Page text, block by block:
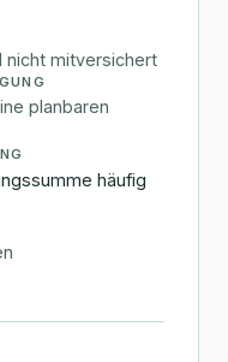
nicht mitversichert
planbaren
häufig